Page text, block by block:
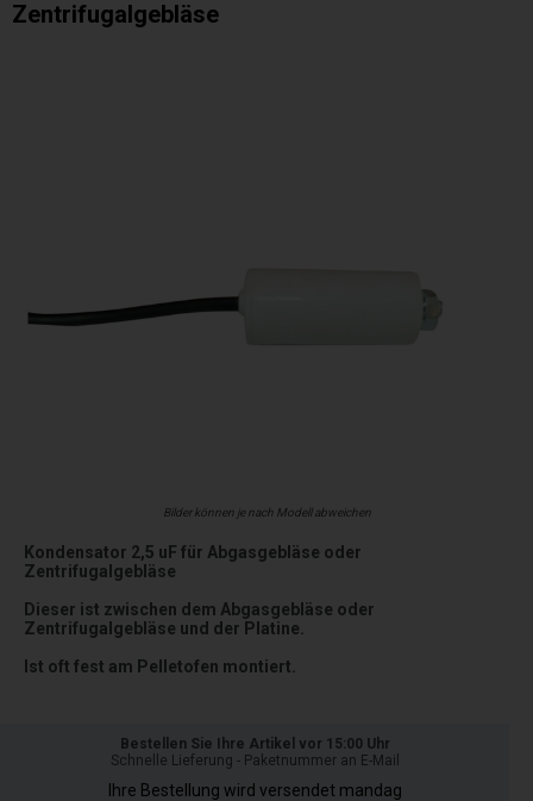
Zentrifugalgebläse
Bilder können je nach Modell abweichen
Kondensator 2,5 uF für Abgasgebläse oder
Zentrifugalgebläse
Dieser ist zwischen dem Abgasgebläse oder
Zentrifugalgebläse und der Platine.
Ist oft fest am Pelletofen montiert.
Bestellen Sie Ihre Artikel vor 15:00 Uhr
Schnelle Lieferung - Paketnummer an E-Mail
Ihre Bestellung wird versendet mandag